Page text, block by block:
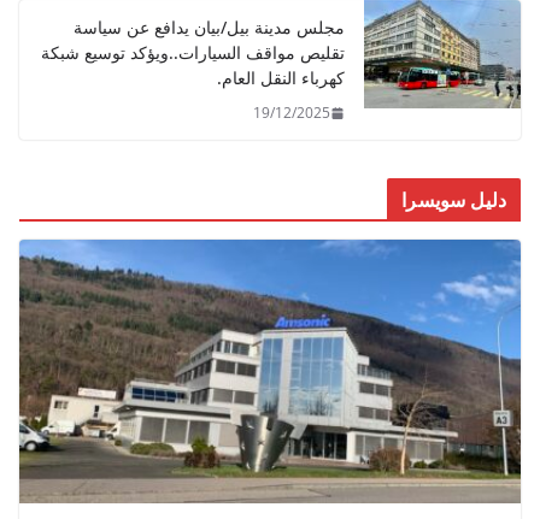
مجلس مدينة بيل/بيان يدافع عن سياسة
تقليص مواقف السيارات..ويؤكد توسيع شبكة
كهرباء النقل العام.
19/12/2025
دليل سويسرا